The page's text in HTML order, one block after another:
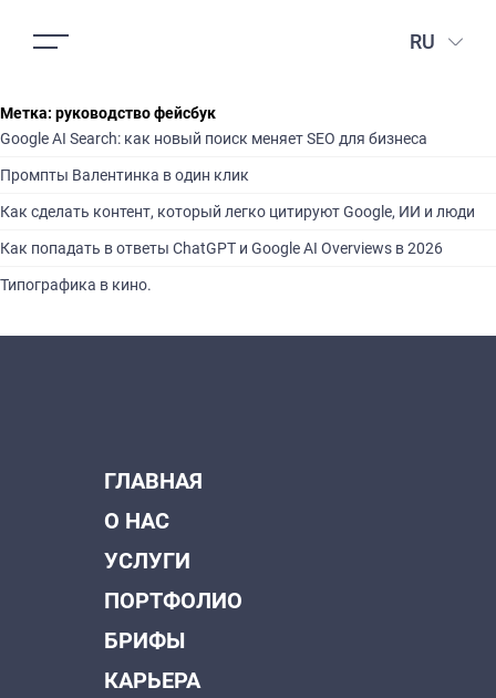
RU
Метка: руководство фейсбук
Google AI Search: как новый поиск меняет SEO для бизнеса
Промпты Валентинка в один клик
Как сделать контент, который легко цитируют Google, ИИ и люди
Как попадать в ответы ChatGPT и Google AI Overviews в 2026
Типографика в кино.
ГЛАВНАЯ
О НАС
УСЛУГИ
ПОРТФОЛИО
БРИФЫ
КАРЬЕРА